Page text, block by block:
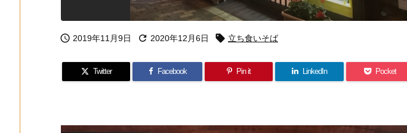
 2019年11月9日  2020年12月6日  立ち食いそば
Twitter Facebook Pin it LinkedIn Pocket